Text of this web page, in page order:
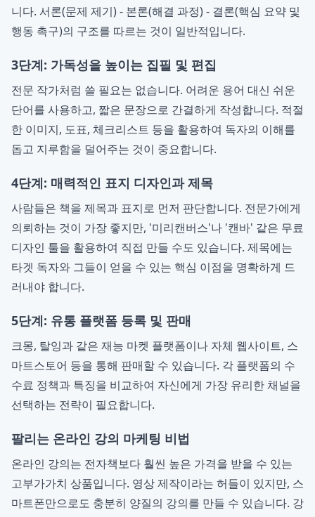
니다. 서론(문제 제기) - 본론(해결 과정) - 결론(핵심 요약 및
행동 촉구)의 구조를 따르는 것이 일반적입니다.
3단계: 가독성을 높이는 집필 및 편집
전문 작가처럼 쓸 필요는 없습니다. 어려운 용어 대신 쉬운
단어를 사용하고, 짧은 문장으로 간결하게 작성합니다. 적절
한 이미지, 도표, 체크리스트 등을 활용하여 독자의 이해를
돕고 지루함을 덜어주는 것이 중요합니다.
4단계: 매력적인 표지 디자인과 제목
사람들은 책을 제목과 표지로 먼저 판단합니다. 전문가에게
의뢰하는 것이 가장 좋지만, '미리캔버스'나 '캔바' 같은 무료
디자인 툴을 활용하여 직접 만들 수도 있습니다. 제목에는
타겟 독자와 그들이 얻을 수 있는 핵심 이점을 명확하게 드
러내야 합니다.
5단계: 유통 플랫폼 등록 및 판매
크몽, 탈잉과 같은 재능 마켓 플랫폼이나 자체 웹사이트, 스
마트스토어 등을 통해 판매할 수 있습니다. 각 플랫폼의 수
수료 정책과 특징을 비교하여 자신에게 가장 유리한 채널을
선택하는 전략이 필요합니다.
팔리는 온라인 강의 마케팅 비법
온라인 강의는 전자책보다 훨씬 높은 가격을 받을 수 있는
고부가가치 상품입니다. 영상 제작이라는 허들이 있지만, 스
마트폰만으로도 충분히 양질의 강의를 만들 수 있습니다. 강